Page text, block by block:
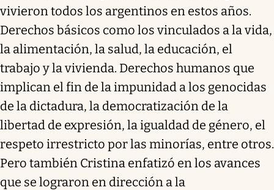
vivieron todos los argentinos en estos años.
Derechos básicos como los vinculados a la vida,
la alimentación, la salud, la educación, el
trabajo y la vivienda. Derechos humanos que
implican el fin de la impunidad a los genocidas
de la dictadura, la democratización de la
libertad de expresión, la igualdad de género, el
respeto irrestricto por las minorías, entre otros.
Pero también Cristina enfatizó en los avances
que se lograron en dirección a la